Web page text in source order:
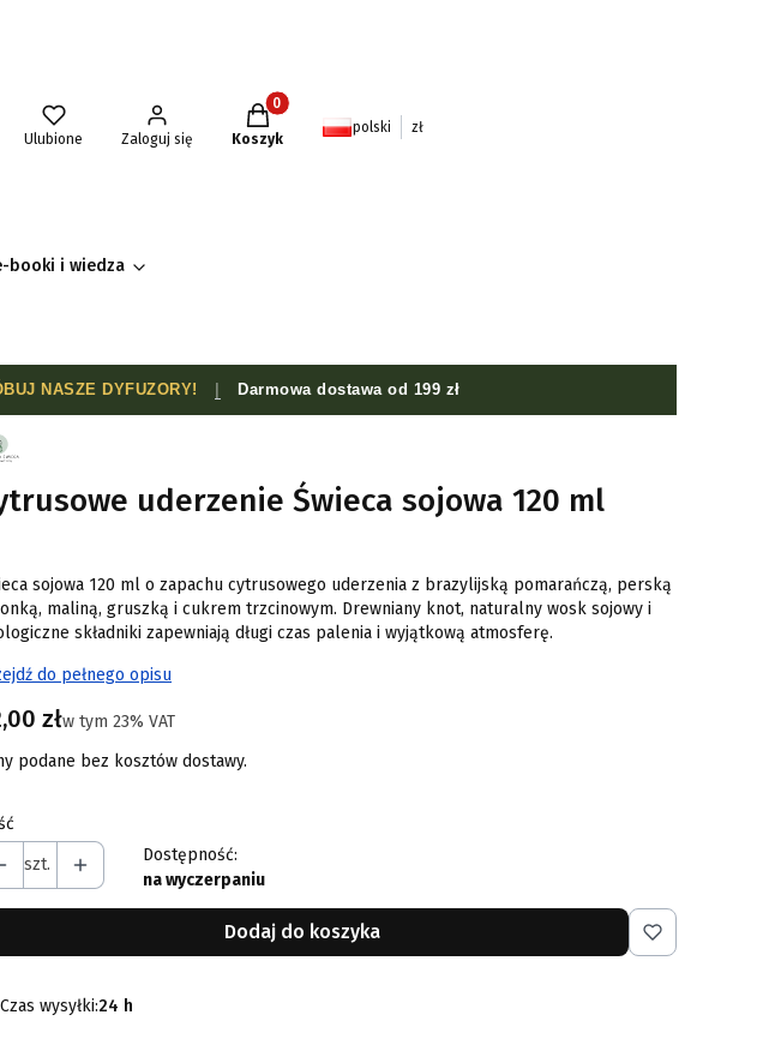
Ulubione Zaloguj się
Produkty w koszyku: 0. Zobacz szczegóły
Koszyk
polski zł
booki i wiedza
NASZE DYFUZORY! Darmowa dostawa od 199 zł
uderzenie Świeca sojowa 120 ml
sojowa 120 ml o zapachu cytrusowego uderzenia z brazylijską pomarańczą, perską
maliną, gruszką i cukrem trzcinowym. Drewniany knot, naturalny wosk sojowy i
składniki zapewniają długi czas palenia i wyjątkową atmosferę.
do pełnego opisu
złw tym 23% VAT
w tym 23% VAT
podane bez kosztów dostawy.
szt.
Dostępność:
na wyczerpaniu
Dodaj do koszyka
Czas wysyłki:24 h